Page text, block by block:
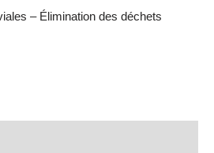
– Élimination des déchets